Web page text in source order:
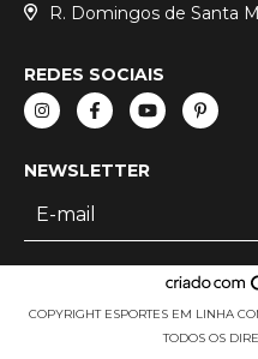
R. Domingos de Santa
REDES SOCIAIS
NEWSLETTER
COPYRIGHT ESPORTES EM LINHA
TODOS OS